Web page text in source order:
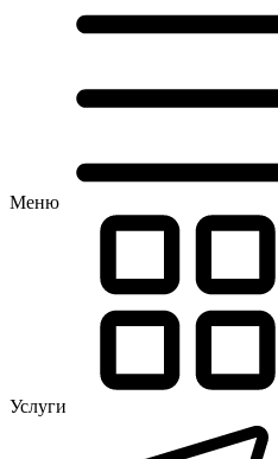
Меню
Услуги